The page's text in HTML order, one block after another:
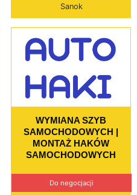
Sanok
WYMIANA SZYB
SAMOCHODOWYCH |
MONTAŻ HAKÓW
SAMOCHODOWYCH
Do negocjacji